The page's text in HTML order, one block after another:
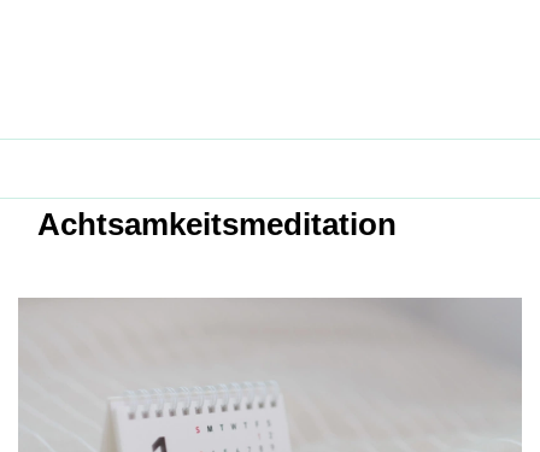
Achtsamkeitsmeditation